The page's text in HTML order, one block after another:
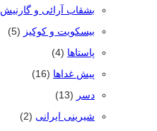
بشقاب آرائی و گارنیش
بیسکویت و کوکیز (5)
پاستاها (4)
پیش غداها (16)
دسر (13)
شیرینی ایرانی (2)